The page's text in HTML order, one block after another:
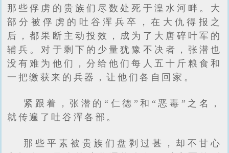
那些俘虏的贵族们尽数处死于湟水河畔。大
部分被俘虏的吐谷浑兵卒，在大仇得报之
后，都果断主动投效，成为了大唐碎叶军的
辅兵。对于剩下的少量犹豫不决者，张潜也
没有难为他们，分给他们每人五十斤粮食和
一把缴获来的兵器，让他们各自回家。
紧跟着，张潜的“仁德”和“恶毒”之名，
就传遍了吐谷浑各部。
那些平素被贵族们盘剥过甚，却不甘心